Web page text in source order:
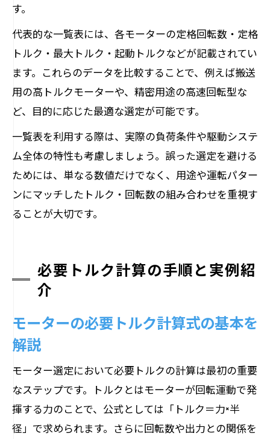
す。
代表的な一覧表には、各モーターの定格回転数・定格
トルク・最大トルク・起動トルクなどが記載されてい
ます。これらのデータを比較することで、例えば搬送
用の高トルクモーターや、精密用途の高速回転型な
ど、目的に応じた最適な選定が可能です。
一覧表を利用する際は、実際の負荷条件や駆動システ
ム全体の特性も考慮しましょう。誤った選定を避ける
ためには、単なる数値だけでなく、用途や運転パター
ンにマッチしたトルク・回転数の組み合わせを重視す
ることが大切です。
必要トルク計算の手順と実例紹
介
モーターの必要トルク計算式の基本を
解説
モーター選定において必要トルクの計算は最初の重要
なステップです。トルクとはモーターが回転運動で発
揮する力のことで、公式としては「トルク＝力×半
径」で求められます。さらに回転数や出力との関係を